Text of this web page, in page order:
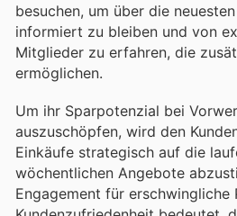
besuchen, um über die
informiert zu bleiben und von
Mitglieder zu erfahren, die
ermöglichen.
Um ihr Sparpotenzial bei
auszuschöpfen, wird den
Einkäufe strategisch auf die
wöchentlichen Angebote
Engagement für erschwingliche